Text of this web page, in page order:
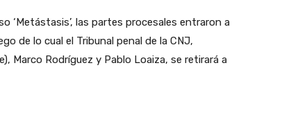
‘Metástasis’, las partes procesales entraron a
de lo cual el Tribunal penal de la CNJ,
Marco Rodríguez y Pablo Loaiza, se retirará a